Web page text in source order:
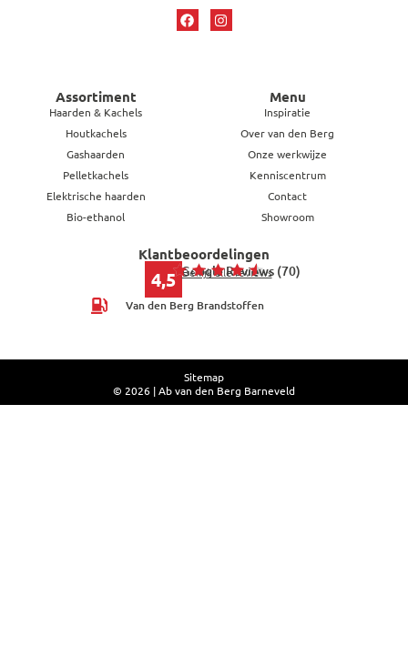
Assortiment
Haarden & Kachels
Houtkachels
Gashaarden
Pelletkachels
Elektrische haarden
Bio-ethanol
Menu
Inspiratie
Over van den Berg
Onze werkwijze
Kenniscentrum
Contact
Showroom
Klantbeoordelingen
4,5 Google Reviews (70)
Bekijk alle reviews
Van den Berg Brandstoffen
© 2026 | Ab van den Berg Barneveld
Sitemap